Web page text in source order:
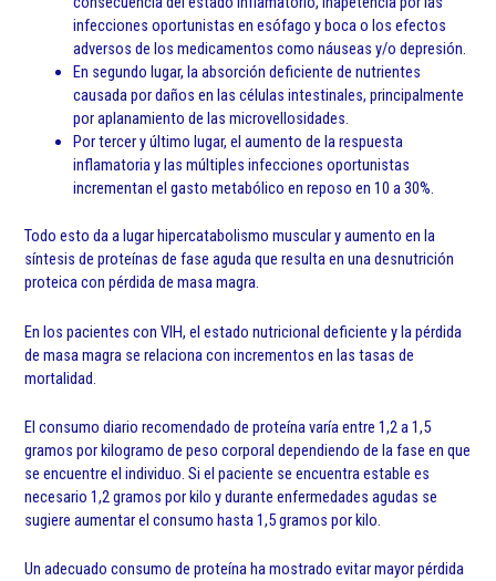
infecciones oportunistas en esófago y boca o los efectos
adversos de los medicamentos como náuseas y/o depresión.
En segundo lugar, la absorción deficiente de nutrientes
causada por daños en las células intestinales, principalmente
por aplanamiento de las microvellosidades.
Por tercer y último lugar, el aumento de la respuesta
inflamatoria y las múltiples infecciones oportunistas
incrementan el gasto metabólico en reposo en 10 a 30%.
Todo esto da a lugar hipercatabolismo muscular y aumento en la
síntesis de proteínas de fase aguda que resulta en una desnutrición
proteica con pérdida de masa magra.
En los pacientes con VIH, el estado nutricional deficiente y la pérdida
de masa magra se relaciona con incrementos en las tasas de
mortalidad.
El consumo diario recomendado de proteína varía entre 1,2 a 1,5
gramos por kilogramo de peso corporal dependiendo de la fase en que
se encuentre el individuo. Si el paciente se encuentra estable es
necesario 1,2 gramos por kilo y durante enfermedades agudas se
sugiere aumentar el consumo hasta 1,5 gramos por kilo.
Un adecuado consumo de proteína ha mostrado evitar mayor pérdida